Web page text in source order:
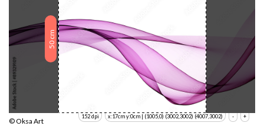
50
cm
+
-
x:17cm y:0cm | (1005,0) (3002,3002) (4007,3002)
152 dpi
© Oksa Art